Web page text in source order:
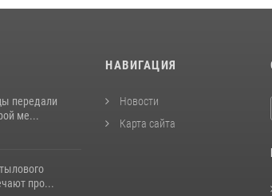
передали
ме...
про...
НАВИГАЦИЯ
Новости
Карта сайта